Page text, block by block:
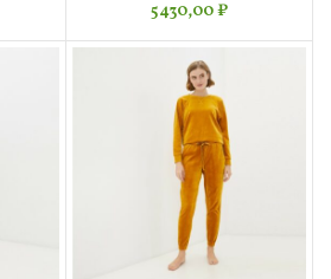
5430,00₽